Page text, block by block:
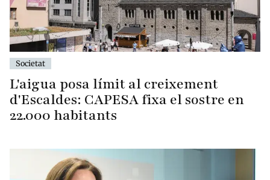
Societat
L'aigua posa límit al creixement
d'Escaldes: CAPESA fixa el sostre en
22.000 habitants